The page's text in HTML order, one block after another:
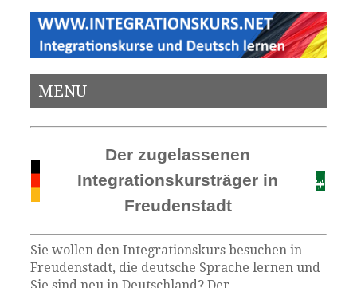
MENU
Der zugelassenen
Integrationskursträger in
Freudenstadt
Sie wollen den Integrationskurs besuchen in
Freudenstadt, die deutsche Sprache lernen und
Sie sind neu in Deutschland? Der